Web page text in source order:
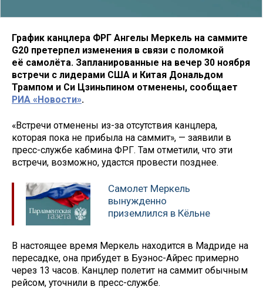
График канцлера ФРГ Ангелы Меркель на саммите
G20 претерпел изменения в связи с поломкой
её самолёта. Запланированные на вечер 30 ноября
встречи с лидерами США и Китая Дональдом
Трампом и Си Цзиньпином отменены, сообщает
РИА «Новости».
«Встречи отменены из-за отсутствия канцлера,
которая пока не прибыла на саммит», — заявили в
пресс-службе кабмина ФРГ. Там отметили, что эти
встречи, возможно, удастся провести позднее.
Самолет Меркель
вынужденно
приземлился в Кёльне
В настоящее время Меркель находится в Мадриде на
пересадке, она прибудет в Буэнос-Айрес примерно
через 13 часов. Канцлер полетит на саммит обычным
рейсом, уточнили в пресс-службе.